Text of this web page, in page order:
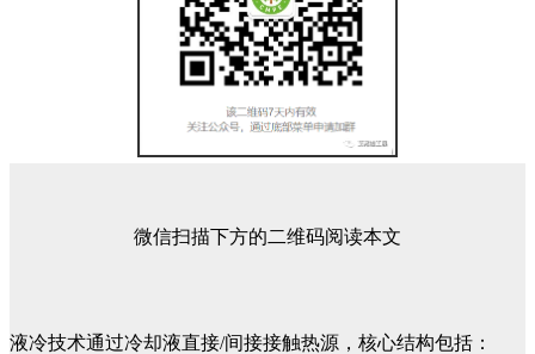
微信扫描下方的二维码阅读本文
液冷技术通过冷却液直接/间接接触热源，核心结构包括：